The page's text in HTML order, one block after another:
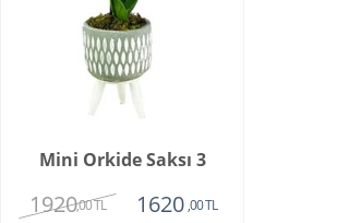
Mini Orkide Saksı 3
1920,00 TL 1620 ,00 TL